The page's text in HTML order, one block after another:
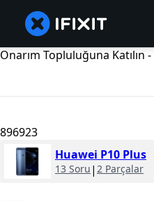
Onarım Topluluğuna Katılın -
896923
Huawei P10 Plus
13 Soru | 2 Parçalar